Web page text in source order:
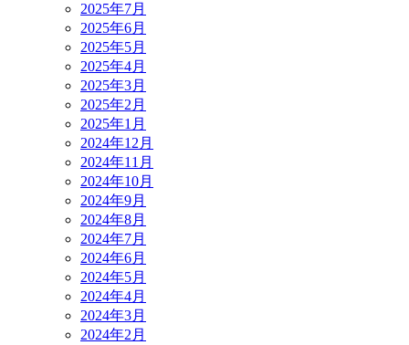
2025年7月
2025年6月
2025年5月
2025年4月
2025年3月
2025年2月
2025年1月
2024年12月
2024年11月
2024年10月
2024年9月
2024年8月
2024年7月
2024年6月
2024年5月
2024年4月
2024年3月
2024年2月